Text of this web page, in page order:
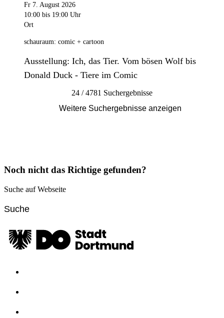
Fr 7. August 2026
10:00 bis 19:00 Uhr
Ort
schauraum: comic + cartoon
Ausstellung: Ich, das Tier. Vom bösen Wolf bis
Donald Duck - Tiere im Comic
24 / 4781 Suchergebnisse
Weitere Suchergebnisse anzeigen
Noch nicht das Richtige gefunden?
Suche auf Webseite